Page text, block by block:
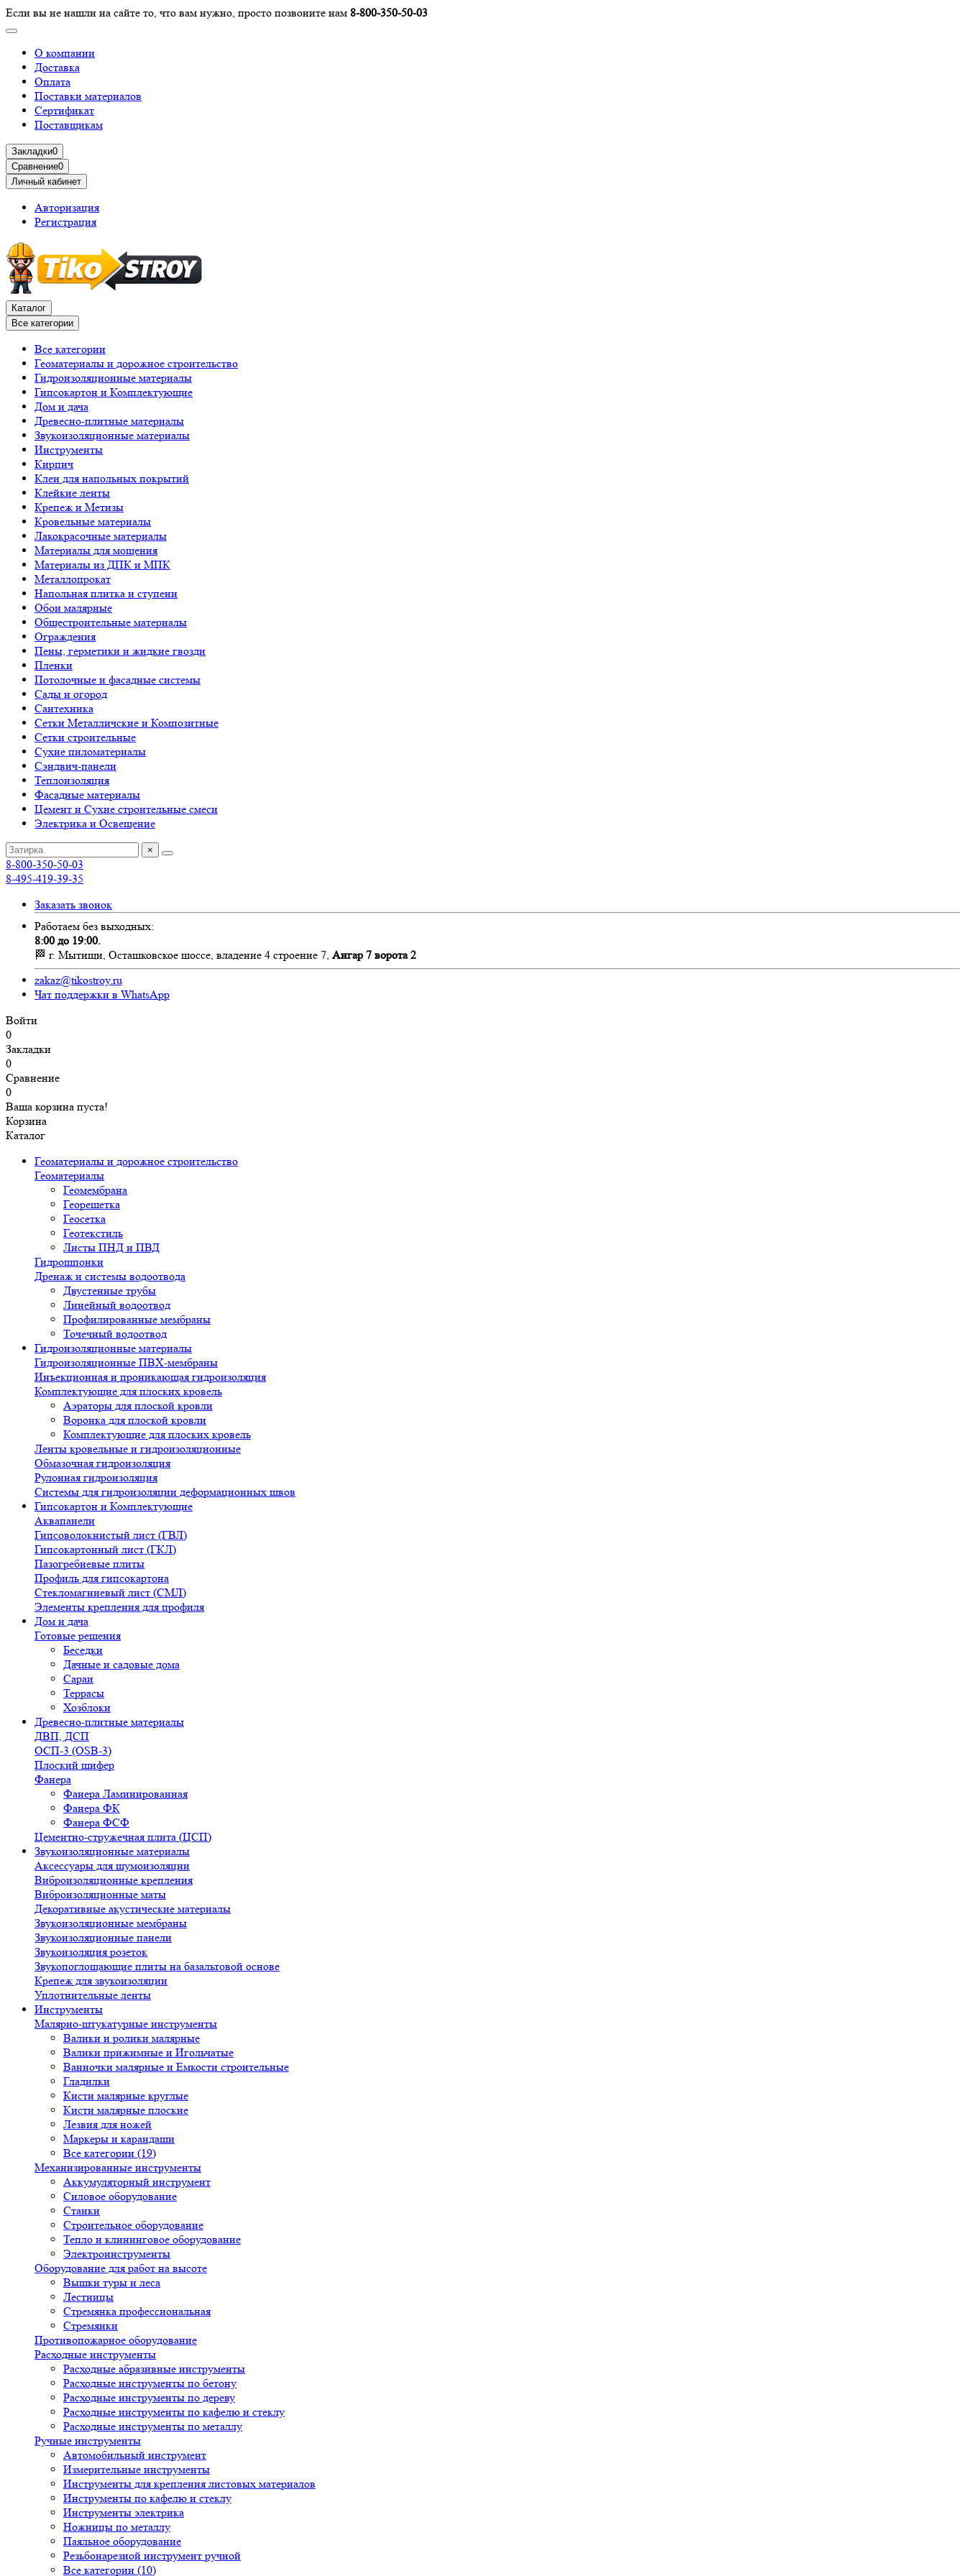
Если вы не нашли на сайте то, что вам нужно, просто позвоните нам 8-800-350-50-03
О компании
Доставка
Оплата
Поставки материалов
Сертификат
Поставщикам
Закладки0
Сравнение0
Личный кабинет
Авторизация
Регистрация
Каталог
Все категории
Все категории
Геоматериалы и дорожное строительство
Гидроизоляционные материалы
Гипсокартон и Комплектующие
Дом и дача
Древесно-плитные материалы
Звукоизоляционные материалы
Инструменты
Кирпич
Клеи для напольных покрытий
Клейкие ленты
Крепеж и Метизы
Кровельные материалы
Лакокрасочные материалы
Материалы для мощения
Материалы из ДПК и МПК
Металлопрокат
Напольная плитка и ступени
Обои малярные
Общестроительные материалы
Ограждения
Пены, герметики и жидкие гвозди
Пленки
Потолочные и фасадные системы
Сады и огород
Сантехника
Сетки Металличские и Композитные
Сетки строительные
Сухие пиломатериалы
Сэндвич-панели
Теплоизоляция
Фасадные материалы
Цемент и Сухие строительные смеси
Электрика и Освещение
×
8-800-350-50-03
8-495-419-39-35
Заказать звонок
Работаем без выходных:
8:00 до 19:00.
🏁 г. Мытищи, Осташковское шоссе, владение 4 строение 7, Ангар 7 ворота 2
zakaz@tikostroy.ru
Чат поддержки в WhatsApp
Войти
0
Закладки
0
Сравнение
0
Ваша корзина пуста!
Корзина
Каталог
Геоматериалы и дорожное строительство
Геоматериалы
Геомембрана
Георешетка
Геосетка
Геотекстиль
Листы ПНД и ПВД
Гидрошпонки
Дренаж и системы водоотвода
Двустенные трубы
Линейный водоотвод
Профилированные мембраны
Точечный водоотвод
Гидроизоляционные материалы
Гидроизоляционные ПВХ-мембраны
Инъекционная и проникающая гидроизоляция
Комплектующие для плоских кровель
Аэраторы для плоской кровли
Воронка для плоской кровли
Комплектующие для плоских кровель
Ленты кровельные и гидроизоляционные
Обмазочная гидроизоляция
Рулонная гидроизоляция
Системы для гидроизоляции деформационных швов
Гипсокартон и Комплектующие
Аквапанели
Гипсоволокнистый лист (ГВЛ)
Гипсокартонный лист (ГКЛ)
Пазогребневые плиты
Профиль для гипсокартона
Стекломагниевый лист (СМЛ)
Элементы крепления для профиля
Дом и дача
Готовые решения
Беседки
Дачные и садовые дома
Сараи
Террасы
Хозблоки
Древесно-плитные материалы
ДВП, ДСП
ОСП-3 (OSB-3)
Плоский шифер
Фанера
Фанера Ламинированная
Фанера ФК
Фанера ФСФ
Цементно-стружечная плита (ЦСП)
Звукоизоляционные материалы
Аксессуары для шумоизоляции
Виброизоляционные крепления
Виброизоляционные маты
Декоративные акустические материалы
Звукоизоляционные мембраны
Звукоизоляционные панели
Звукоизоляция розеток
Звукопоглощающие плиты на базальтовой основе
Крепеж для звукоизоляции
Уплотнительные ленты
Инструменты
Малярно-штукатурные инструменты
Валики и ролики малярные
Валики прижимные и Игольчатые
Ванночки малярные и Емкости строительные
Гладилки
Кисти малярные круглые
Кисти малярные плоские
Лезвия для ножей
Маркеры и карандаши
Все категории (19)
Механизированные инструменты
Аккумуляторный инструмент
Силовое оборудование
Станки
Строительное оборудование
Тепло и клининговое оборудование
Электроинструменты
Оборудование для работ на высоте
Вышки туры и леса
Лестницы
Стремянка профессиональная
Стремянки
Противопожарное оборудование
Расходные инструменты
Расходные абразивные инструменты
Расходные инструменты по бетону
Расходные инструменты по дереву
Расходные инструменты по кафелю и стеклу
Расходные инструменты по металлу
Ручные инструменты
Автомобильный инструмент
Измерительные инструменты
Инструменты для крепления листовых материалов
Инструменты по кафелю и стеклу
Инструменты электрика
Ножницы по металлу
Паяльное оборудование
Резьбонарезной инструмент ручной
Все категории (10)